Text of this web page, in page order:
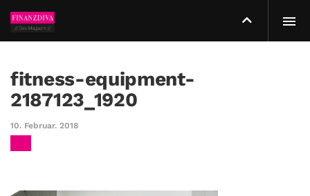
fitness-equipment-
2187123_1920
10. Februar. 2018